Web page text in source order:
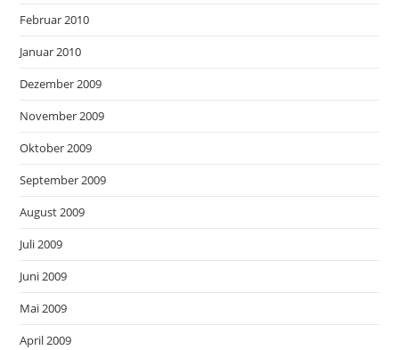
Februar 2010
Januar 2010
Dezember 2009
November 2009
Oktober 2009
September 2009
August 2009
Juli 2009
Juni 2009
Mai 2009
April 2009